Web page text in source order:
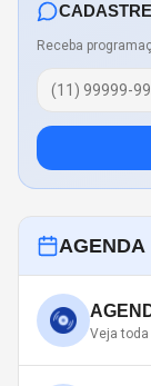
Receba
AGENDA
Veja